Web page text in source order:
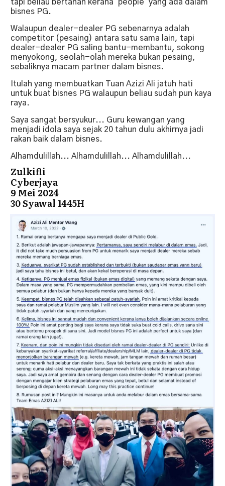
tapi beliau bertahan kerana 'people' yang ada dalam
bisnes PG.
Walaupun dealer-dealer PG sebenarnya adalah
competitor (pesaing) antara satu sama lain, tapi
dealer-dealer PG saling bantu-membantu, sokong
menyokong, seolah-olah mereka bukan pesaing,
sebaliknya macam partner dalam bisnes.
Itulah yang membuatkan Tuan Azizi Ali jatuh hati
untuk buat bisnes PG walaupun beliau sudah pun kaya
raya.
Saya sangat bersyukur... Guru kewangan yang
menjadi idola saya sejak 20 tahun dulu akhirnya jadi
rakan baik dalam bisnes.
Alhamdulillah... Alhamdulillah... Alhamdulillah...
Zulkifli
Cyberjaya
9 Mei 2024
30 Syawal 1445H